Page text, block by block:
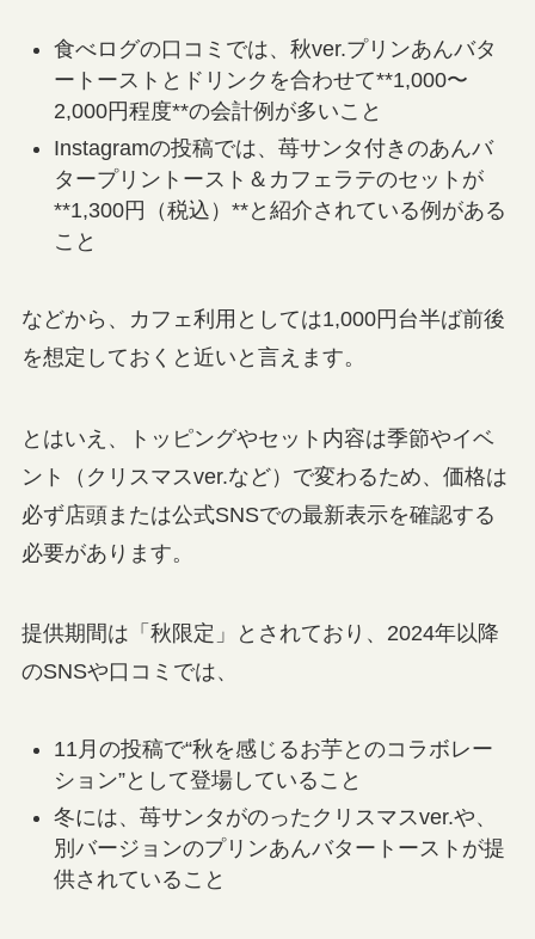
食べログの口コミでは、秋ver.プリンあんバタ
ートーストとドリンクを合わせて**1,000〜
2,000円程度**の会計例が多いこと
Instagramの投稿では、苺サンタ付きのあんバ
タープリントースト＆カフェラテのセットが
**1,300円（税込）**と紹介されている例がある
こと
などから、カフェ利用としては1,000円台半ば前後
を想定しておくと近いと言えます。
とはいえ、トッピングやセット内容は季節やイベ
ント（クリスマスver.など）で変わるため、価格は
必ず店頭または公式SNSでの最新表示を確認する
必要があります。
提供期間は「秋限定」とされており、2024年以降
のSNSや口コミでは、
11月の投稿で“秋を感じるお芋とのコラボレー
ション”として登場していること
冬には、苺サンタがのったクリスマスver.や、
別バージョンのプリンあんバタートーストが提
供されていること